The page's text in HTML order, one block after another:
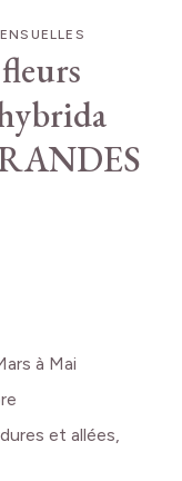
à Mai
et allées,